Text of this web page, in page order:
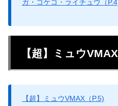
ガ・コケコ・ライチュウ（
【超】ミュウ
【超】ミュウVMAX（P.5)